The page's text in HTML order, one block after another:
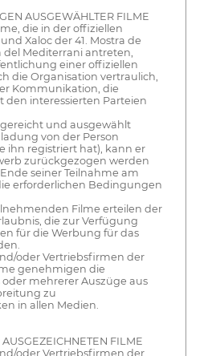
AUSGEWÄHLTER FILME
die in der offiziellen
Xaloc der 41. Mostra de
del Mediterrani antreten,
einer offiziellen
die Organisation vertraulich,
Kommunikation, die
den interessierten Parteien
und ausgewählt
von der Person
ihn registriert hat), kann er
zurückgezogen werden
seiner Teilnahme am
erforderlichen Bedingungen
Filme erteilen der
die zur Verfügung
für die Werbung für das
oder Vertriebsfirmen der
genehmigen die
mehrerer Auszüge aus
zu
in allen Medien.
AUSGEZEICHNETEN FILME
oder Vertriebsfirmen der